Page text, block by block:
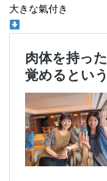
大きな氣付き